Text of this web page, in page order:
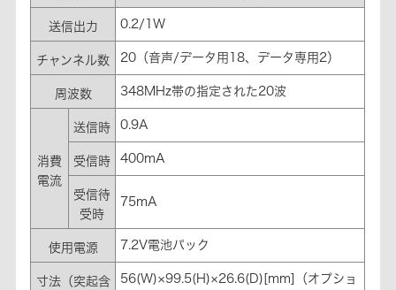
送信出力 0.2/1W
チャンネル数 20（音声/データ用18、データ専用2）
周波数 348MHz帯の指定された20波
消費
電流
送信時 0.9A
受信時 400mA
受信待
受時
75mA
使用電源 7.2V電池パック
寸法（突起含
56(W)×99.5(H)×26.6(D)[mm]（オプショ